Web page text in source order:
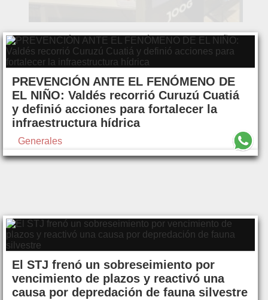
PREVENCIÓN ANTE EL FENÓMENO DE
EL NIÑO: Valdés recorrió Curuzú Cuatiá
y definió acciones para fortalecer la
infraestructura hídrica
Generales
El STJ frenó un sobreseimiento por
vencimiento de plazos y reactivó una
causa por depredación de fauna silvestre